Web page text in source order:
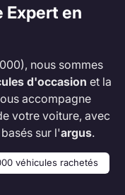
Expert en
nous sommes
d'occasion et la
accompagne
votre voiture, avec
sur l'argus.
véhicules rachetés